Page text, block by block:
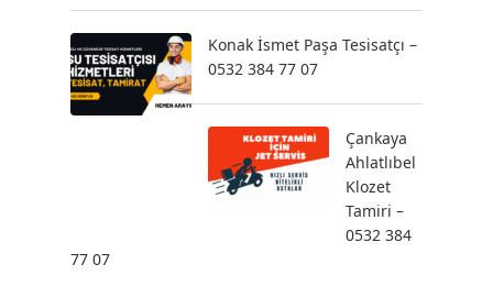
Konak İsmet Paşa Tesisatçı –
0532 384 77 07
Çankaya
Ahlatlıbel
Klozet
Tamiri –
0532 384
77 07